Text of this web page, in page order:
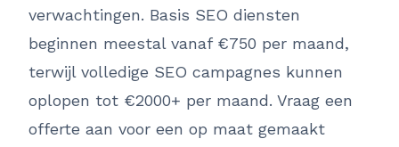
verwachtingen. Basis SEO diensten
beginnen meestal vanaf €750 per maand,
terwijl volledige SEO campagnes kunnen
oplopen tot €2000+ per maand. Vraag een
offerte aan voor een op maat gemaakt